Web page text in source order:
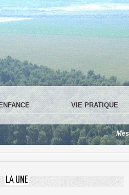
ENFANCE VIE PRATIQUE
Messy
LA UNE